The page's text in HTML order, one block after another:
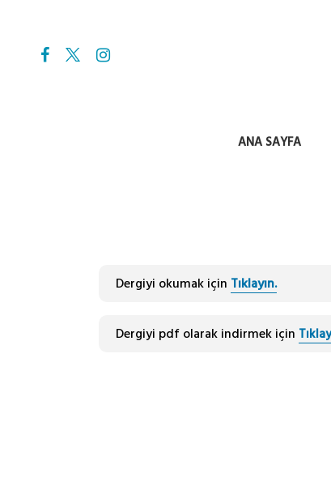
ANA SAYFA
Dergiyi okumak için Tıklayın.
Dergiyi pdf olarak indirmek için